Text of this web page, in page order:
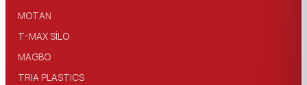
MOTAN
T-MAX SİLO
MAGBO
TRIA PLASTICS